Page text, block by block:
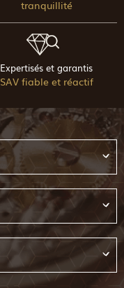
tranquillité
Expertisés et garantis
SAV fiable et réactif